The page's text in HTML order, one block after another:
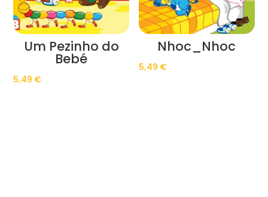
Um Pezinho do
Bebé
5,49 €
Nhoc_Nhoc
5,49 €